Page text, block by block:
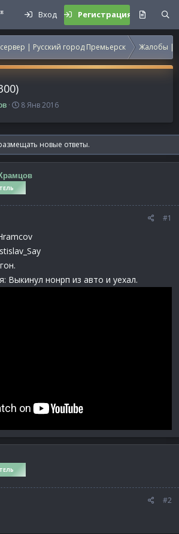
Вход Регистрация
| Русский город Премьерск Жалобы |
Д
т
а
н
а
а
л
8 Янв 2016
новые ответы.
#1
Выкинул нонрп из авто и уехал.
#2